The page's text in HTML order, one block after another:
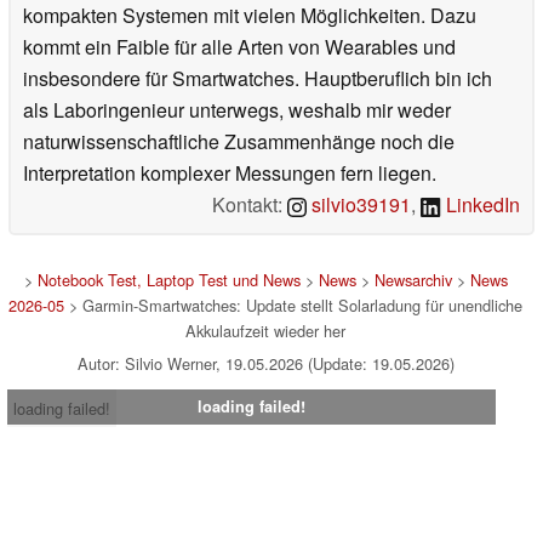
kompakten Systemen mit vielen Möglichkeiten. Dazu
kommt ein Faible für alle Arten von Wearables und
insbesondere für Smartwatches. Hauptberuflich bin ich
als Laboringenieur unterwegs, weshalb mir weder
naturwissenschaftliche Zusammenhänge noch die
Interpretation komplexer Messungen fern liegen.
Kontakt:
silvio39191, LinkedIn
> Notebook Test, Laptop Test und News> News> Newsarchiv> News
2026-05 > Garmin-Smartwatches: Update stellt Solarladung für unendliche
Akkulaufzeit wieder her
Autor: Silvio Werner, 19.05.2026 (Update: 19.05.2026)
loading failed!
loading failed!